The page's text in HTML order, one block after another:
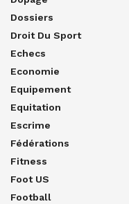
Dossiers
Droit Du Sport
Echecs
Economie
Equipement
Equitation
Escrime
Fédérations
Fitness
Foot US
Football